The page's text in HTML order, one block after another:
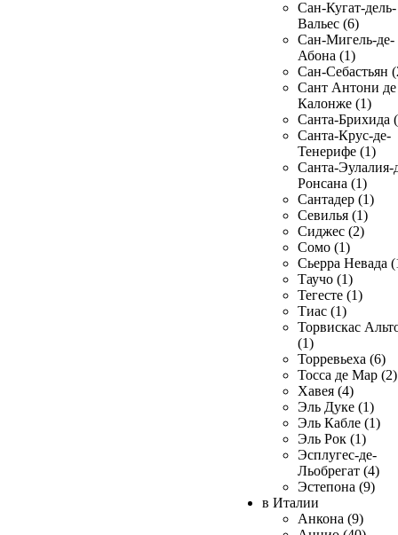
Сан-Кугат-дель-
Вальес (6)
Сан-Мигель-де-
Абона (1)
Сан-Себастьян
Сант Антони де
Калонже (1)
Санта-Брихида
Санта-Крус-де-
Тенерифе (1)
Санта-Эулалия-
Ронсана (1)
Сантадер (1)
Севилья (1)
Сиджес (2)
Сомо (1)
Сьерра Невада
Таучо (1)
Тегесте (1)
Тиас (1)
Торвискас
(1)
Торревьеха (6)
Тосса де Мар (2)
Хавея (4)
Эль Дуке (1)
Эль Кабле (1)
Эль Рок (1)
Эсплугес-де-
Льобрегат (4)
Эстепона (9)
в Италии
Анкона (9)